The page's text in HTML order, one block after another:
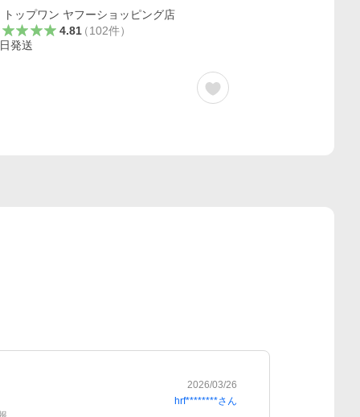
トップワン ヤフーショッピング店
4.81（102件）
発送
2026/03/26
hrf********さん